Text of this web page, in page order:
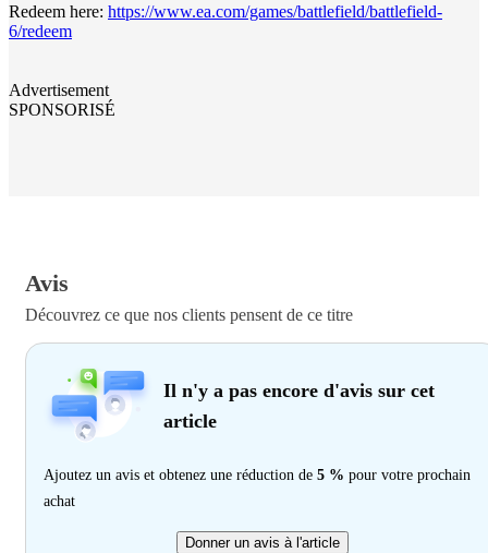
Redeem here: https://www.ea.com/games/battlefield/battlefield-
6/redeem
Advertisement
SPONSORISÉ
Avis
Découvrez ce que nos clients pensent de ce titre
Il n'y a pas encore d'avis sur cet
article
Ajoutez un avis et obtenez une réduction de 5 % pour votre prochain
achat
Donner un avis à l'article